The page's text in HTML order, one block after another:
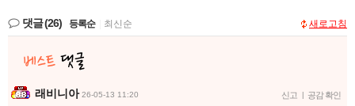
댓글(26) 등록순 최신순 새로고침
래비니아 26-05-13 11:20 신고 | 공감 확인